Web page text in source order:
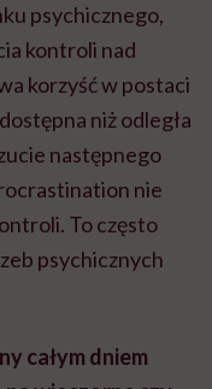
psychicznego,
kontroli nad
korzyść w postaci
niż odległa
następnego
nie
To często
psychicznych
całym dniem